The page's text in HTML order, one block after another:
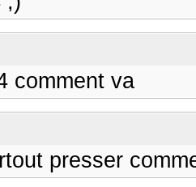
comment va
presser